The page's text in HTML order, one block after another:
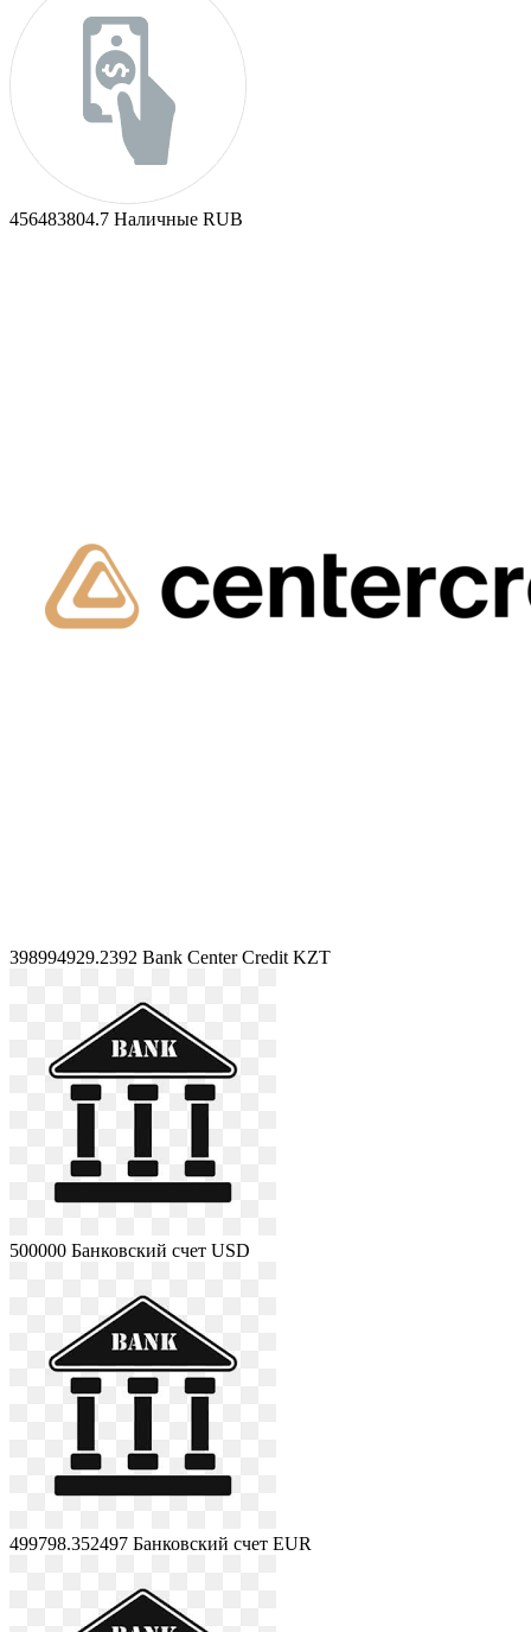
456483804.7 Наличные RUB
398994929.2392 Bank Center Credit KZT
500000 Банковский счет USD
499798.352497 Банковский счет EUR